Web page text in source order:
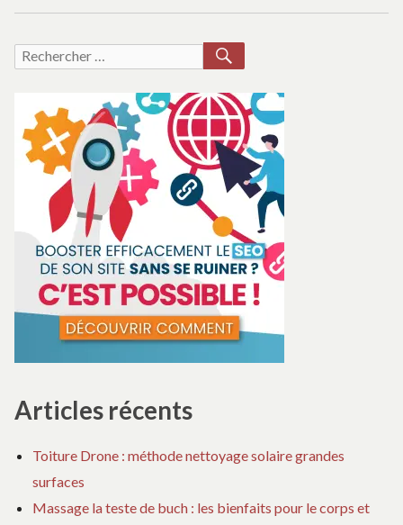
Recherche
Articles récents
Toiture Drone : méthode nettoyage solaire grandes
surfaces
Massage la teste de buch : les bienfaits pour le corps et